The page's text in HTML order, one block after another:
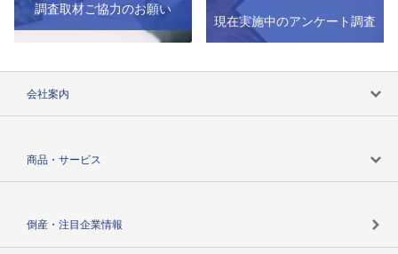
調査取材ご協力のお願い
現在実施中のアンケート調査
会社案内
商品・サービス
倒産・注目企業情報